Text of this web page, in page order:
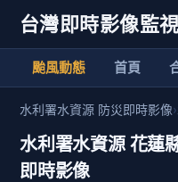
台灣即時影像監
颱風動態 首頁
水利署水資源 防災即時影像›
水利署水資源 花蓮
即時影像